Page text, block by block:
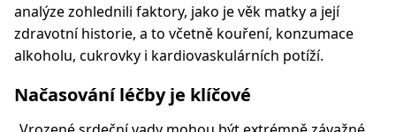
analýze zohlednili faktory, jako je věk matky a její
zdravotní historie, a to včetně kouření, konzumace
alkoholu, cukrovky i kardiovaskulárních potíží.
Načasování léčby je klíčové